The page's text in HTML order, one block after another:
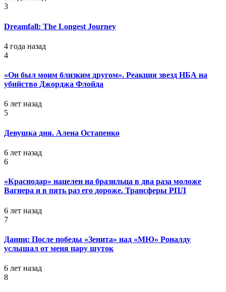
3
Dreamfall: The Longest Journey
4 года назад
4
«Он был моим близким другом». Реакция звезд НБА на
убийство Джорджа Флойда
6 лет назад
5
Девушка дня. Алена Остапенко
6 лет назад
6
«Краснодар» нацелен на бразильца в два раза моложе
Вагнера и в пять раз его дороже. Трансферы РПЛ
6 лет назад
7
Данни: После победы «Зенита» над «МЮ» Роналду
услышал от меня пару шуток
6 лет назад
8